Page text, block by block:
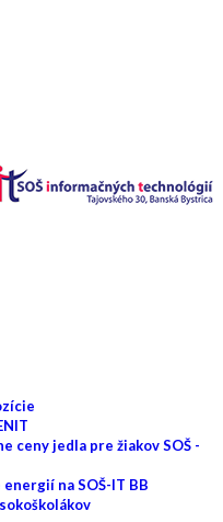
ceny jedla pre žiakov SOŠ -
na SOŠ-IT BB